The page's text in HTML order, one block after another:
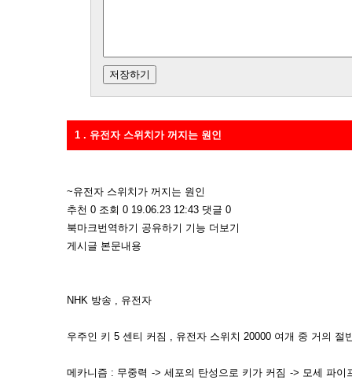
1 . 유전자 스위치가 꺼지는 원인
~유전자 스위치가 꺼지는 원인
추천 0 조회 0 19.06.23 12:43 댓글 0
북마크번역하기 공유하기 기능 더보기
게시글 본문내용
NHK 방송 , 유전자
우주인 키 5 센티 커짐 , 유전자 스위치 20000 여개 중 거의 절
메카니즘 : 무중력 -> 세포의 탄성으로 키가 커짐 -> 모세 파